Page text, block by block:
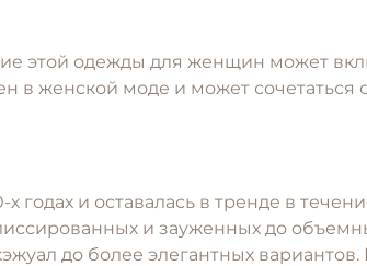
этой одежды для женщин может
в женской моде и может
и оставалась в тренде в
и зауженных до
до более элегантных вариантов.